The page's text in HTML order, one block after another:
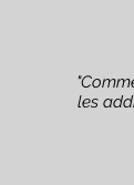
les